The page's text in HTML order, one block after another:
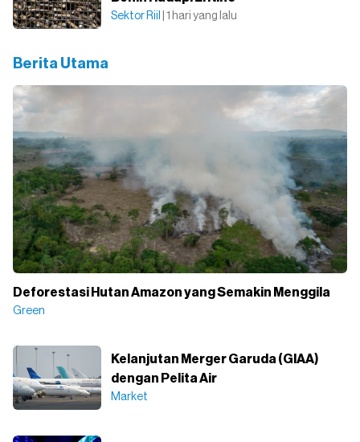
Sektor Riil | 1 hari yang lalu
Berita Utama
Deforestasi Hutan Amazon yang Semakin Menggila
Green
Kelanjutan Merger Garuda (GIAA)
dengan Pelita Air
Market